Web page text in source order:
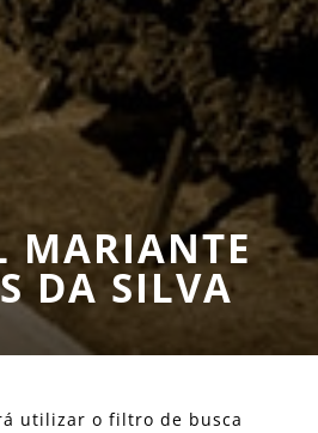
MARIANTE
DA SILVA
utilizar o filtro de busca